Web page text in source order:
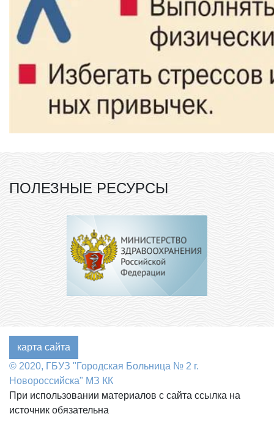
ПОЛЕЗНЫЕ РЕСУРСЫ
карта сайта
© 2020, ГБУЗ "Городская Больница № 2 г.
Новороссийска" МЗ КК
При использовании материалов с сайта ссылка на
источник обязательна